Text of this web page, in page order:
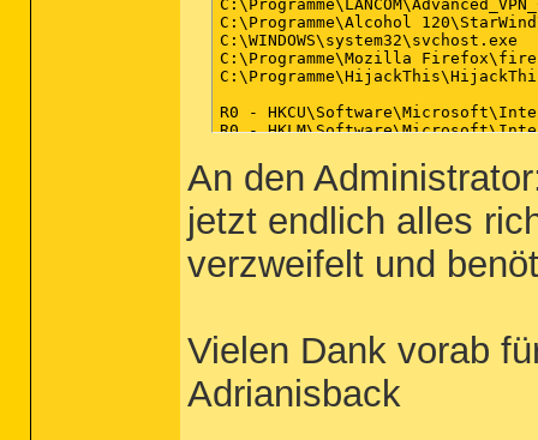
C:\Programme\Alcohol
C:\WINDOWS\system32\svchost.exe
C:\Programme\Mozilla
R0 -
R0 -
O2 - BHO: SSVHelper Class -
O2 - BHO: FlashFXP Helper for
O2 - BHO: FlashGet GetFlash
O4 - HKLM\..\Run: [NvCplDaemon]
O4 - HKLM\..\Run: [SoundMan]
O4 - HKLM\..\Run: [NvMediaCenter]
O4 - HKLM\..\Run: [pdfFactory Pro
O4 - HKCU\..\Run:
O4 - HKUS\S-1-5-19\..\Run:
O4 - HKUS\S-1-5-20\..\Run:
O4 - HKUS\S-1-5-18\..\Run:
An den
jetzt endlich alles
verzweifelt und
Vielen Dank vorab
Adrianisback